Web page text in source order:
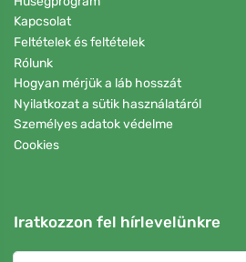
Kapcsolat
Feltételek és feltételek
Rólunk
Hogyan mérjük a láb hosszát
Nyilatkozat a sütik használatáról
Személyes adatok védelme
Cookies
Iratkozzon fel hírlevelünkre